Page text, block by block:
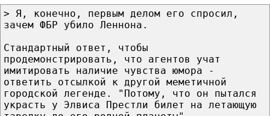
> Я, конечно, первым делом его спросил,
зачем ФБР убило Леннона.
Стандартный ответ, чтобы
продемонстрировать, что агентов учат
имитировать наличие чувства юмора -
ответить отсылкой к другой меметичной
городской легенде. "Потому, что он пытался
украсть у Элвиса Престли билет на летающую